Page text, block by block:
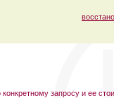
запросу и ее